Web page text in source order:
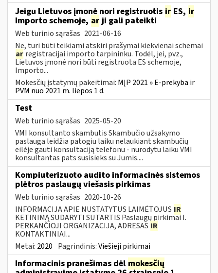
Jeigu Lietuvos įmonė nori registruotis ir ES, ir
Importo schemoje, arji gali pateikti
Web turinio sąrašas 2021-06-16
Ne, turi būti teikiami atskiri prašymai kiekvienai schemai
ar registracijai importo tarpininku. Todėl, jei, pvz.,
Lietuvos įmonė nori būti registruota ES schemoje,
Importo...
Mokesčių įstatymų pakeitimai: MĮP 2021 » E-prekyba ir
PVM nuo 2021 m. liepos 1 d.
Test
Web turinio sąrašas 2025-05-20
VMI konsultanto skambutis Skambučio užsakymo
paslauga leidžia patogiu laiku nelaukiant skambučių
eilėje gauti konsultaciją telefonu - nurodytu laiku VMI
konsultantas pats susisieks su Jumis....
Kompiuterizuoto audito informacinės sistemos
plėtros paslaugų viešasis pirkimas
Web turinio sąrašas 2020-10-26
INFORMACIJA APIE NUSTATYTUS LAIMĖTOJUS IR
KETINIMĄ SUDARYTI SUTARTIS Paslaugų pirkimai I.
PERKANČIOJI ORGANIZACIJA, ADRESAS IR
KONTAKTINIAI...
Metai: 2020 Pagrindinis:Viešieji pirkimai
Informacinis pranešimas dėl mokesčių